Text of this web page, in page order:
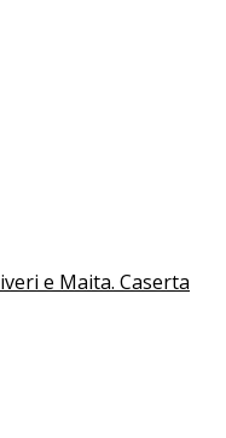
e Maita. Caserta